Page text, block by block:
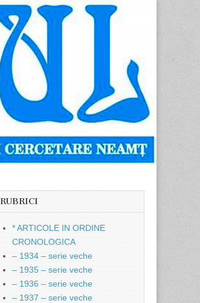
RUBRICI
* ARTICOLE IN ORDINE
CRONOLOGICA
– 1934 – serie veche
– 1935 – serie veche
– 1936 – serie veche
– 1937 – serie veche